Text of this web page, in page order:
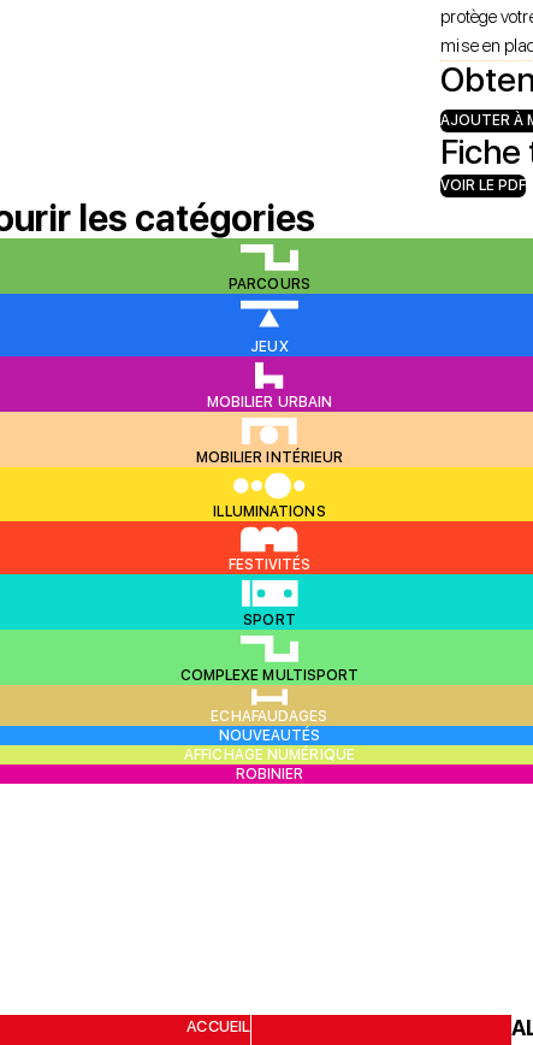
protège
mise en
AJOUTER À
VOIR LE PDF
les catégories
PARCOURS
JEUX
MOBILIER URBAIN
MOBILIER INTÉRIEUR
ILLUMINATIONS
FESTIVITÉS
SPORT
COMPLEXE MULTISPORT
ECHAFAUDAGES
NOUVEAUTÉS
AFFICHAGE NUMÉRIQUE
ROBINIER
ACCUEIL